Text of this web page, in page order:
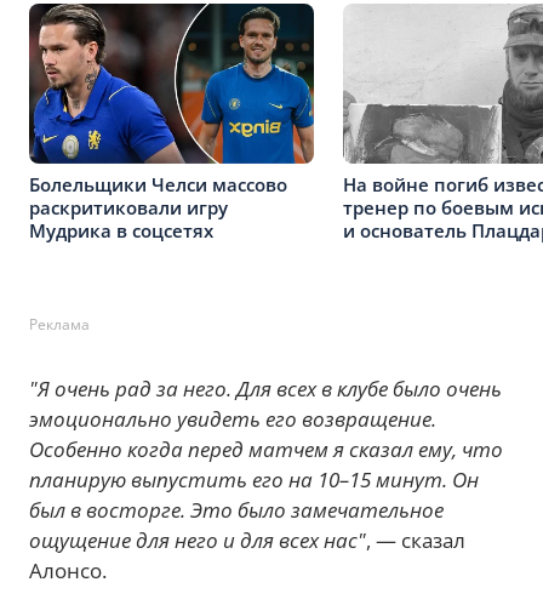
Болельщики Челси массово
раскритиковали игру
Мудрика в соцсетях
На войне погиб
тренер по боевым
и основатель
Реклама
"Я очень рад за него. Для всех в клубе было очень
эмоционально увидеть его возвращение.
Особенно когда перед матчем я сказал ему, что
планирую выпустить его на 10–15 минут. Он
был в восторге. Это было замечательное
ощущение для него и для всех нас", — сказал
Алонсо.